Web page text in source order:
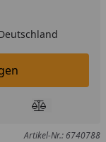
legen
Produkt
Artikel-Nr.: 6740788